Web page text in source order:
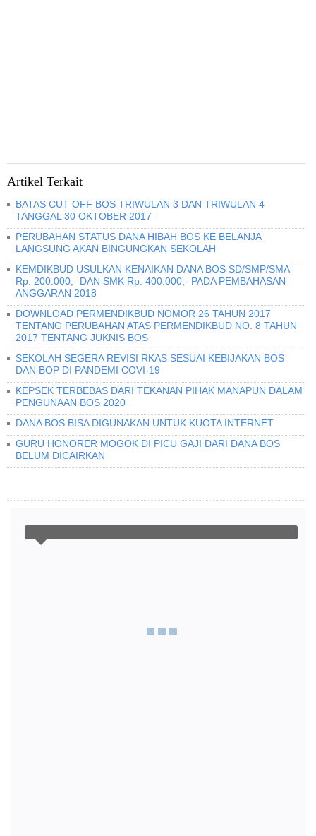
Artikel Terkait
BATAS CUT OFF BOS TRIWULAN 3 DAN TRIWULAN 4
TANGGAL 30 OKTOBER 2017
PERUBAHAN STATUS DANA HIBAH BOS KE BELANJA
LANGSUNG AKAN BINGUNGKAN SEKOLAH
KEMDIKBUD USULKAN KENAIKAN DANA BOS SD/SMP/SMA
Rp. 200.000,- DAN SMK Rp. 400.000,- PADA PEMBAHASAN
ANGGARAN 2018
DOWNLOAD PERMENDIKBUD NOMOR 26 TAHUN 2017
TENTANG PERUBAHAN ATAS PERMENDIKBUD NO. 8 TAHUN
2017 TENTANG JUKNIS BOS
SEKOLAH SEGERA REVISI RKAS SESUAI KEBIJAKAN BOS
DAN BOP DI PANDEMI COVI-19
KEPSEK TERBEBAS DARI TEKANAN PIHAK MANAPUN DALAM
PENGUNAAN BOS 2020
DANA BOS BISA DIGUNAKAN UNTUK KUOTA INTERNET
GURU HONORER MOGOK DI PICU GAJI DARI DANA BOS
BELUM DICAIRKAN